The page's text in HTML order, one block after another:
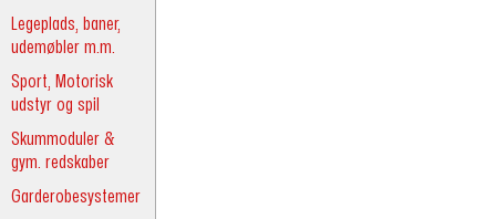
Legeplads, baner,
udemøbler m.m.
Sport, Motorisk
udstyr og spil
Skummoduler &
gym. redskaber
Garderobesystemer